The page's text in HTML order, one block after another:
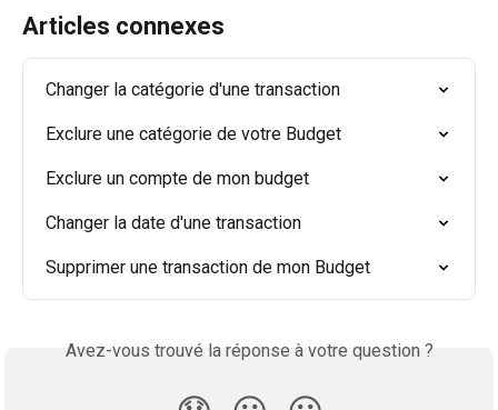
Articles connexes
Changer la catégorie d'une transaction
Exclure une catégorie de votre Budget
Exclure un compte de mon budget
Changer la date d'une transaction
Supprimer une transaction de mon Budget
Avez-vous trouvé la réponse à votre question ?